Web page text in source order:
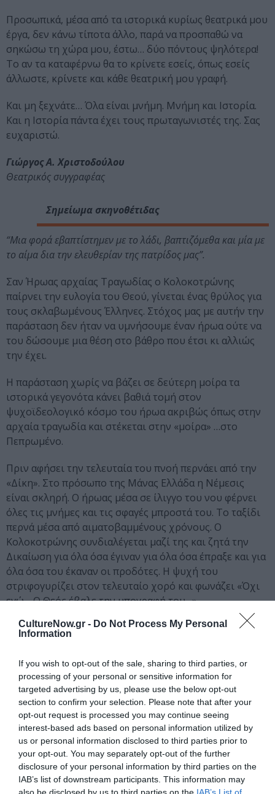
CultureNow.gr - Do Not Process My Personal
Information
If you wish to opt-out of the sale, sharing to third parties, or
processing of your personal or sensitive information for
targeted advertising by us, please use the below opt-out
section to confirm your selection. Please note that after your
opt-out request is processed you may continue seeing
interest-based ads based on personal information utilized by
us or personal information disclosed to third parties prior to
your opt-out. You may separately opt-out of the further
disclosure of your personal information by third parties on the
IAB’s list of downstream participants. This information may
also be disclosed by us to third parties on the IAB’s List of
Προσωπικά, μέσα από τα ιστορικά κυρίως θεατρικά μου
έργα, δεν κάνω τίποτα άλλο, παρά να προσπαθώ να
σηκώσω τη χώρα μου, έστω… δύο πόντους ψηλότερα!
Το αν τα καταφέρνω θα το κρίνετε εσείς, όπως εσείς
άλλωστε, κρίνετε και κάθε θεατρική μου γραφή.
Και μη ξεχνάτε… Όλα είναι μνήμη. Μνήμη και Ιστορία.
Και η Ιστορία πάντα έχει τους πρωταγωνιστές της. Σας
ευχαριστώ.
Γιώργος Α. Χριστοδούλου
Θεατρικός συγγραφέας
Σημείωμα σκηνοθέτιδας
“Μια φορά εβαπτίστημεν με το λάδι, βαπτιζόμεθα και μία με
το αίμα δια την ελευθερίαν της πατρίδος μας”.
Σαν Ήρωας αρχαίας Τραγωδίας ο Κολοκοτρώνης
παίρνει την ευλογία του Θεού, γίνεται ένας θρύλος για
τους σκλαβωμένους Έλληνες. Στόχος μας με αυτήν την
παράσταση δεν ήταν να υμνήσουμε έναν ήρωα ούτε να
του δώσουμε μια θέση στο βάθρο που έτσι κι αλλιώς
την έχει.
Η παράσταση χωρίς να βάζει σε δεύτερη μοίρα τα
ιστορικά γεγονότα κάνει βαθιά τομή στον
ψυχοϊδεολογικό κόσμο του ήρωα ακριβώς όπως στην
αρχαία τραγωδία και στέκεται στην «μοίρα» …στο
Πεπρωμένο.
Πριν αφήσει την τελευταία του πνοή περνάει από την
«Δίκη». Στο πρόσωπο της Μάνας Ελλάδα η Νέμεσις
είναι σκληρή. Ο ήρωας μέσα σε ίλιγγο του νου φέρνει
όλες τις μνήμες και τις σφαγές μπροστά του. Το ταξίδι
περνά μέσα από αιματοβαμμένους χρόνους. Ο
Κολοκοτρώνης συνδιαλέγεται μαζί της και ζητά την
Δικαίωση για όλα όσα έγιναν για όλα όσα έπραξε και για
όλα όσα του έκαναν οι προδότες. Η ψυχή του
στριφογυρίζει στον τελευταίο χορό και φωνάζει «Όχι
εγώ… Ο Θεός έβαλε την υπογραφή του…».
Η επαφή μας με τον Τραγικό αυτό ήρωα μάς
Με σεβασμό, καταθέτουμε αυτή την παράσταση στο
κοινό.
Γιώτα Κουνδουράκη
Σκηνοθέτις